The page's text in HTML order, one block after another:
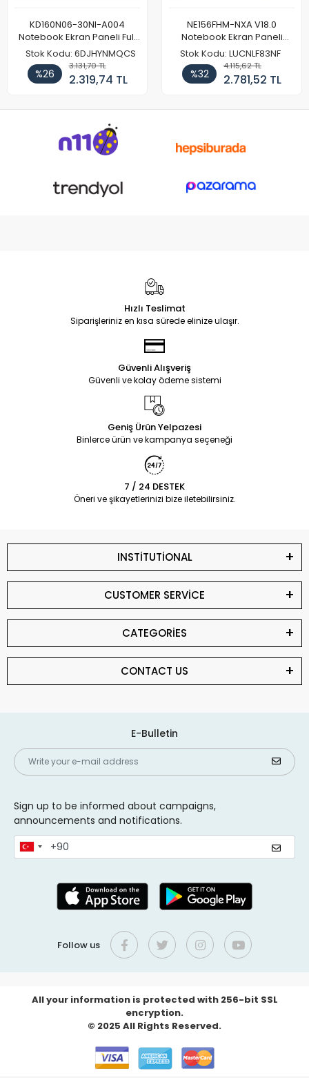
KD160N06-30NI-A004
Notebook Ekran Paneli Full
HD
Stok Kodu: 6DJHYNMQCS
%26
3.131,70 TL
2.319,74 TL
NE156FHM-NXA V18.0
Notebook Ekran Paneli
144Hz
Stok Kodu: LUCNLF83NF
%32
4.115,62 TL
2.781,52 TL
Hızlı Teslimat
Siparişleriniz en kısa sürede elinize ulaşır.
Güvenli Alışveriş
Güvenli ve kolay ödeme sistemi
Geniş Ürün Yelpazesi
Binlerce ürün ve kampanya seçeneği
7 / 24 DESTEK
Öneri ve şikayetlerinizi bize iletebilirsiniz.
INSTİTUTİONAL
CUSTOMER SERVİCE
CATEGORİES
CONTACT US
E-Bulletin
Sign up to be informed about campaigns,
announcements and notifications.
Follow us
All your information is protected with 256-bit SSL
encryption.
© 2025 All Rights Reserved.